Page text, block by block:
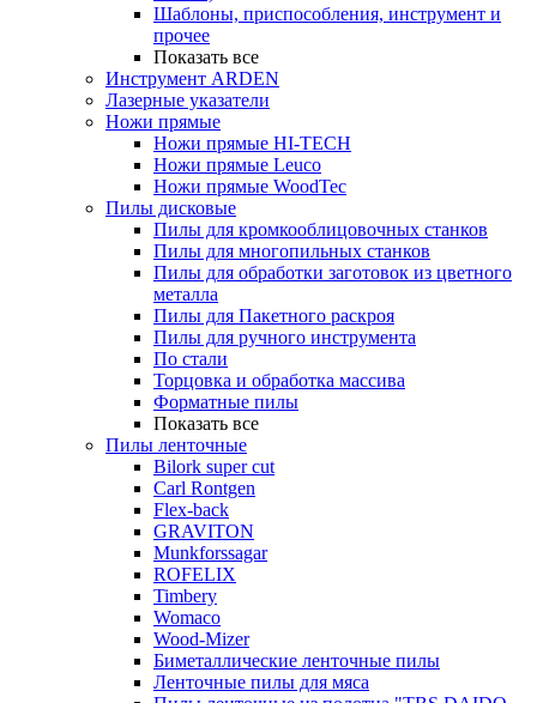
Шаблоны, приспособления, инструмент и
прочее
Показать все
Инструмент ARDEN
Лазерные указатели
Ножи прямые
Ножи прямые HI-TECH
Ножи прямые Leuco
Ножи прямые WoodTec
Пилы дисковые
Пилы для кромкооблицовочных станков
Пилы для многопильных станков
Пилы для обработки заготовок из цветного
металла
Пилы для Пакетного раскроя
Пилы для ручного инструмента
По стали
Торцовка и обработка массива
Форматные пилы
Показать все
Пилы ленточные
Bilork super cut
Carl Rontgen
Flex-back
GRAVITON
Munkforssagar
ROFELIX
Timbery
Womaco
Wood-Mizer
Биметаллические ленточные пилы
Ленточные пилы для мяса